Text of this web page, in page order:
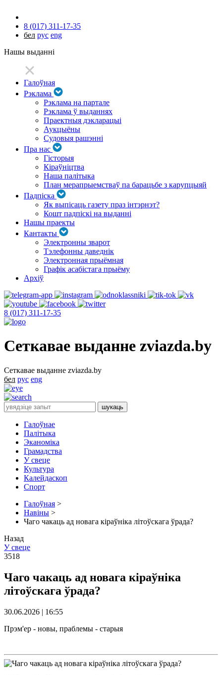
8 (017) 311-17-35
бел рус eng
Нашы выданні
Галоўная
Рэклама
Рэклама на партале
Рэклама ў выданнях
Праектныя дэкларацыі
Аукцыёны
Судовыя рашэнні
Пра нас
Гісторыя
Кіраўніцтва
Наша палітыка
План мерапрыемстваў па барацьбе з карупцыяй
Падпіска
Як выпісаць газету праз інтэрнэт?
Кошт падпіскі на выданні
Нашы праекты
Кантакты
Электронны зварот
Тэлефонны даведнік
Электронная прыёмная
Графік асабістага прыёму
Архіў
8 (017) 311-17-35
Сеткавае выданне zviazda.by
Сеткавае выданне zviazda.by
бел рус eng
Галоўнае
Палітыка
Эканоміка
Грамадства
У свеце
Культура
Калейдаскоп
Спорт
Галоўная >
Навіны >
Чаго чакаць ад новага кіраўніка літоўскага ўрада?
Назад
У свеце
3518
Чаго чакаць ад новага кіраўніка
літоўскага ўрада?
30.06.2026 | 16:55
Прэм'ер - новы, праблемы - старыя